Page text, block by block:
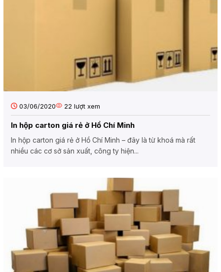
03/06/2020 22 lượt xem
In hộp carton giá rẻ ở Hồ Chí Minh
In hộp carton giá rẻ ở Hồ Chí Minh – đây là từ khoá mà rất
nhiều các cơ sở sản xuất, công ty hiện...